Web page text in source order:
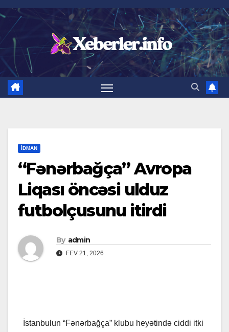
Skip
content
İDMAN
“Fənərbağça” Avropa
Liqası öncəsi ulduz
futbolçusunu itirdi
By admin
FEV 21, 2026
İstanbulun “Fənərbağça” klubu heyətində ciddi itki